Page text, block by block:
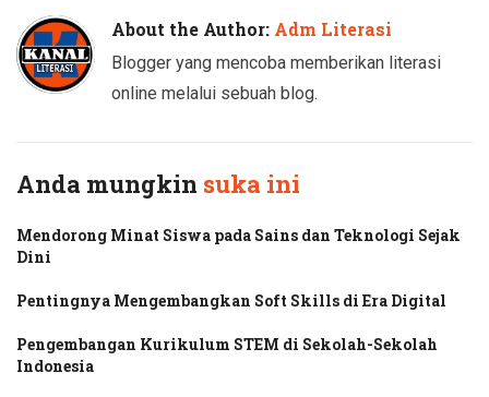
About the Author: Adm Literasi
Blogger yang mencoba memberikan literasi
online melalui sebuah blog.
Anda mungkin suka ini
Mendorong Minat Siswa pada Sains dan Teknologi Sejak
Dini
Pentingnya Mengembangkan Soft Skills di Era Digital
Pengembangan Kurikulum STEM di Sekolah-Sekolah
Indonesia